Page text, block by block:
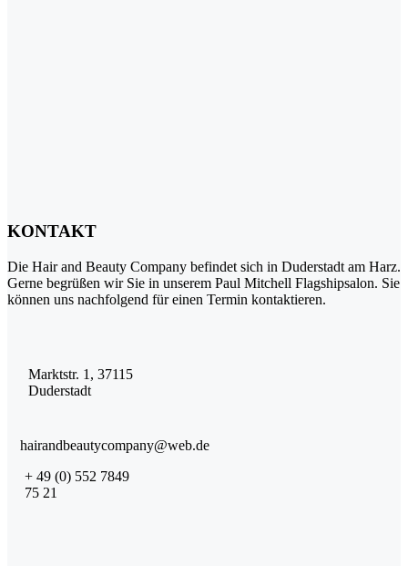
KONTAKT
Die Hair and Beauty Company befindet sich in Duderstadt am Harz.
Gerne begrüßen wir Sie in unserem Paul Mitchell Flagshipsalon. Sie
können uns nachfolgend für einen Termin kontaktieren.
Marktstr. 1, 37115
Duderstadt
hairandbeautycompany@web.de
+ 49 (0) 552 7849
75 21